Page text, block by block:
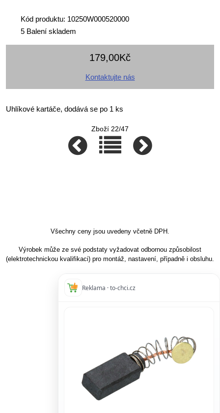
Kód produktu: 10250W000520000
5 Balení skladem
179,00Kč
Kontaktujte nás
Uhlíkové kartáče, dodává se po 1 ks
Zboží 22/47
Všechny ceny jsou uvedeny včetně DPH.
Výrobek může ze své podstaty vyžadovat odbornou způsobilost
(elektrotechnickou kvalifikaci) pro montáž, nastavení, případně i obsluhu.
Reklama · to-chci.cz